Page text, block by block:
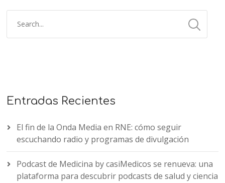
Entradas Recientes
El fin de la Onda Media en RNE: cómo seguir
escuchando radio y programas de divulgación
Podcast de Medicina by casiMedicos se renueva: una
plataforma para descubrir podcasts de salud y ciencia